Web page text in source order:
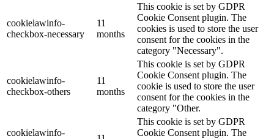
cookielawinfo-
checkbox-necessary
11
months
This cookie is set by GDPR
Cookie Consent plugin. The
cookies is used to store the user
consent for the cookies in the
category "Necessary".
cookielawinfo-
checkbox-others
11
months
This cookie is set by GDPR
Cookie Consent plugin. The
cookie is used to store the user
consent for the cookies in the
category "Other.
cookielawinfo-
This cookie is set by GDPR
Cookie Consent plugin. The